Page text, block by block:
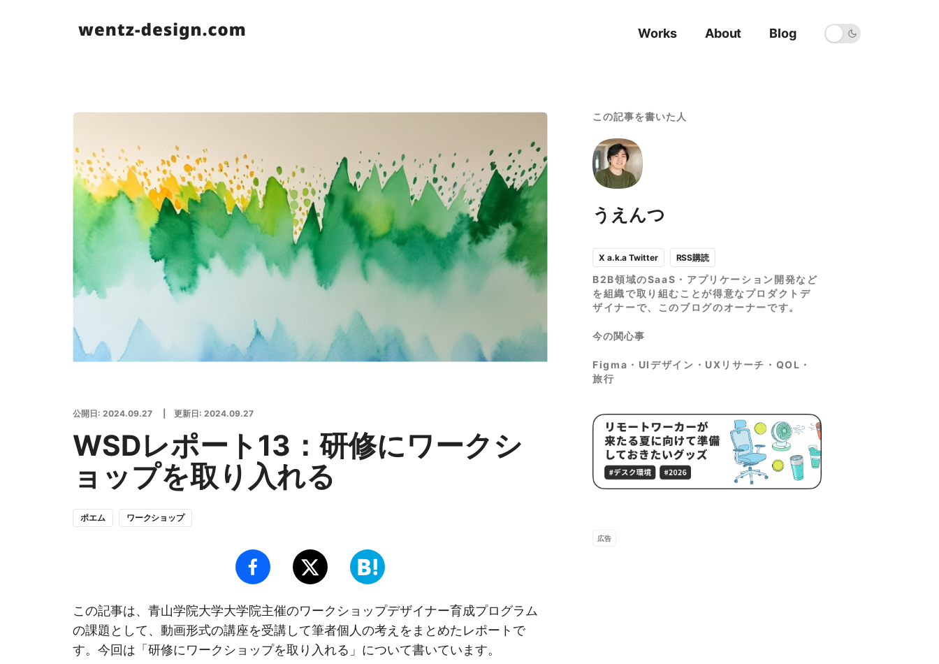
Works About Blog
公開日: 2024.09.27 | 更新日: 2024.09.27
WSDレポート13：研修にワークシ
ョップを取り入れる
ポエム ワークショップ
この記事は、青山学院大学大学院主催のワークショップデザイナー育成プログラム
の課題として、動画形式の講座を受講して筆者個人の考えをまとめたレポートで
す。今回は「研修にワークショップを取り入れる」について書いています。
この記事を書いた人
うえんつ
X a.k.a Twitter RSS購読
B2B領域のSaaS・アプリケーション開発など
を組織で取り組むことが得意なプロダクトデ
ザイナーで、このブログのオーナーです。
今の関心事
Figma・UIデザイン・UXリサーチ・QOL・
旅行
広告